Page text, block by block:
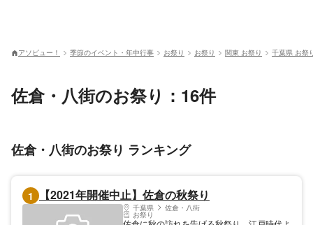
アソビュー！ 季節のイベント・年中行事 お祭り お祭り 関東 お祭り 千葉県 お祭
佐倉・八街のお祭り：16件
佐倉・八街のお祭り ランキング
1 【2021年開催中止】佐倉の秋祭り
千葉県 佐倉・八街
お祭り